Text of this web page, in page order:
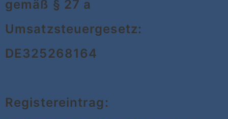
gemäß § 27 a
Umsatzsteuergesetz:
DE325268164
Registereintrag: